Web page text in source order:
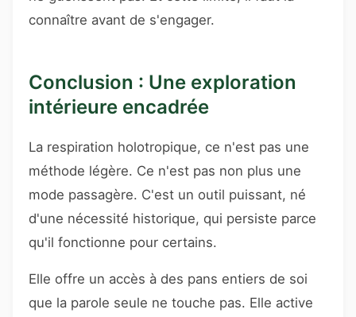
connaître avant de s'engager.
Conclusion : Une exploration
intérieure encadrée
La respiration holotropique, ce n'est pas une
méthode légère. Ce n'est pas non plus une
mode passagère. C'est un outil puissant, né
d'une nécessité historique, qui persiste parce
qu'il fonctionne pour certains.
Elle offre un accès à des pans entiers de soi
que la parole seule ne touche pas. Elle active